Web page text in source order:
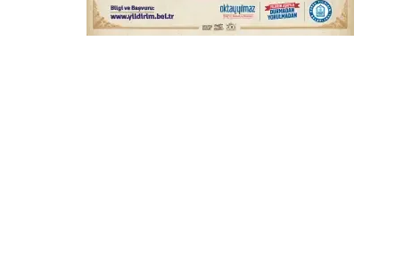
Serbest piyasada döviz fiyatları